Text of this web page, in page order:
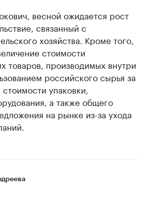
весной ожидается рост
связанный с
хозяйства. Кроме того,
стоимости
товаров, производимых внутри
российского сырья за
упаковки,
а также общего
на рынке из-за ухода